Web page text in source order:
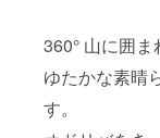
360° 山に囲
ゆたかな素晴
す。